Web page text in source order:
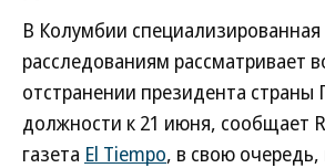
В Колумбии
расследованиям рассматривает
отстранении президента страны
должности к 21 июня, сообщает
газета El Tiempo, в свою